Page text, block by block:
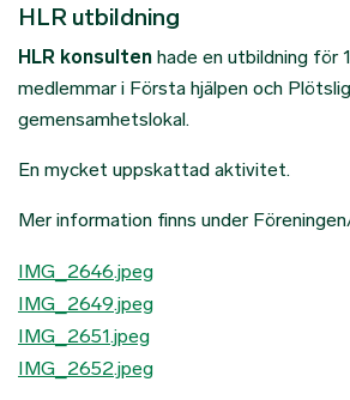
HLR utbildning
HLR konsulten hade en utbildning för
medlemmar i Första hjälpen och
gemensamhetslokal.
En mycket uppskattad aktivitet.
Mer information finns under
IMG_2646.jpeg
IMG_2649.jpeg
IMG_2651.jpeg
IMG_2652.jpeg